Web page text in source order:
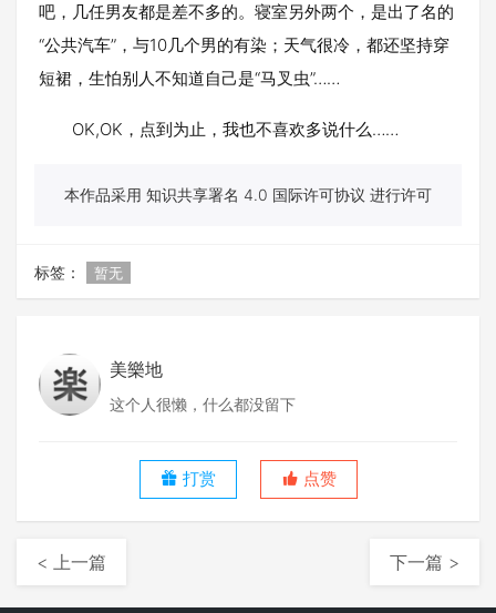
吧，几任男友都是差不多的。寝室另外两个，是出了名的
“公共汽车”，与10几个男的有染；天气很冷，都还坚持穿
短裙，生怕别人不知道自己是“马叉虫”……
OK,OK，点到为止，我也不喜欢多说什么……
本作品采用 知识共享署名 4.0 国际许可协议 进行许可
标签： 暂无
美樂地
这个人很懒，什么都没留下
打赏 点赞
< 上一篇 下一篇 >